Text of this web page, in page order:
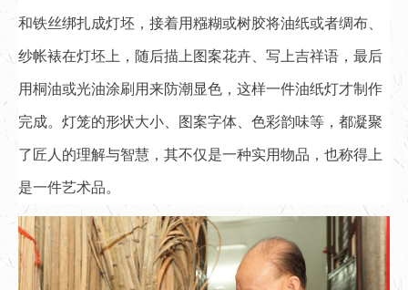
和铁丝绑扎成灯坯，接着用糨糊或树胶将油纸或者绸布、
纱帐裱在灯坯上，随后描上图案花卉、写上吉祥语，最后
用桐油或光油涂刷用来防潮显色，这样一件油纸灯才制作
完成。灯笼的形状大小、图案字体、色彩韵味等，都凝聚
了匠人的理解与智慧，其不仅是一种实用物品，也称得上
是一件艺术品。